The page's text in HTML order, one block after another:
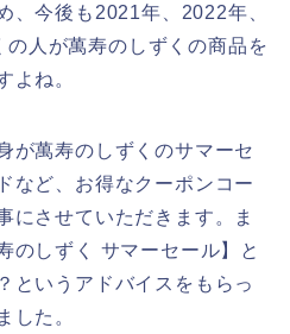
、今後も2021年、2022年、
人が萬寿のしずくの商品を
よね。
が萬寿のしずくのサマーセ
など、お得なクーポンコー
にさせていただきます。ま
のしずく サマーセール】と
というアドバイスをもらっ
した。